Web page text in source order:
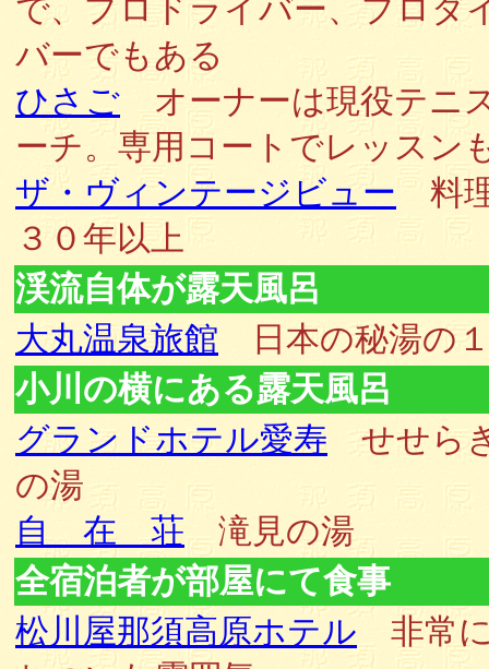
で、プロドライバー、プロダ
バーでもある
ひさご オーナーは現役テニ
ーチ。専用コートでレッスン
ザ・ヴィンテージビュー 料
３０年以上
渓流自体が露天風呂
大丸温泉旅館 日本の秘湯の
小川の横にある露天風呂
グランドホテル愛寿 せせら
の湯
自 在 荘滝見の湯
全宿泊者が部屋にて食事
松川屋那須高原ホテル 非常